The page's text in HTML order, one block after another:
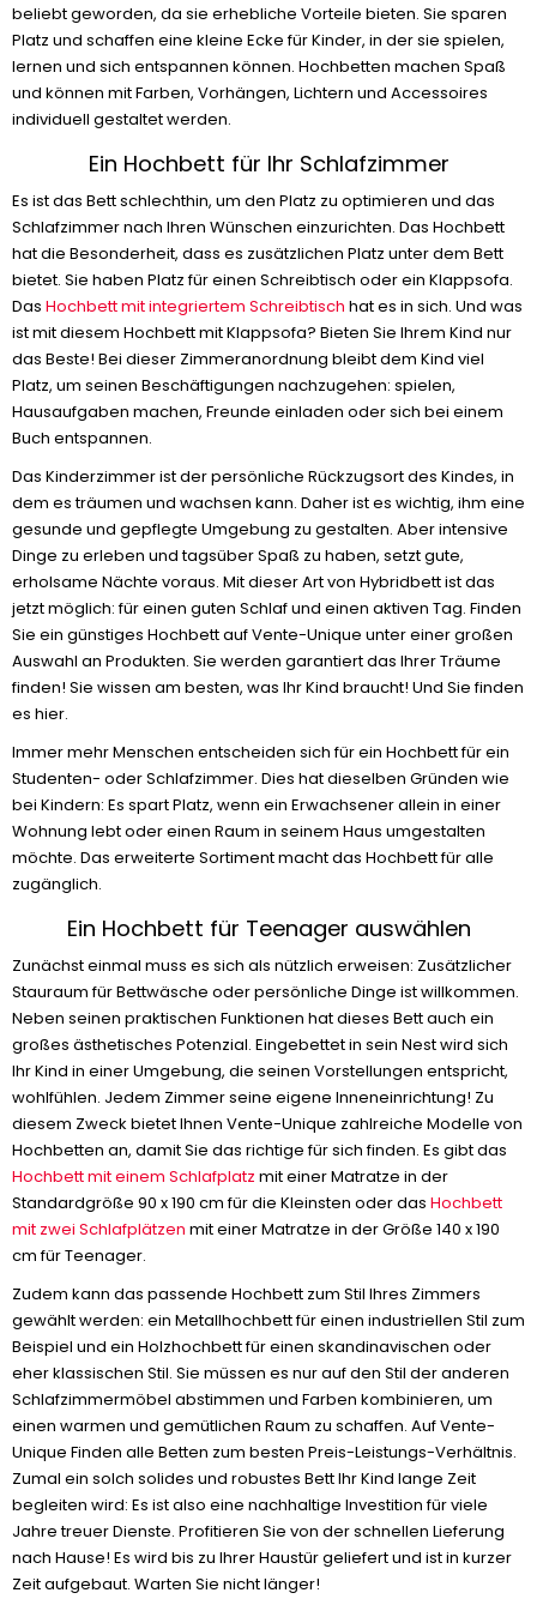
beliebt geworden, da sie erhebliche Vorteile bieten. Sie sparen
Platz und schaffen eine kleine Ecke für Kinder, in der sie spielen,
lernen und sich entspannen können. Hochbetten machen Spaß
und können mit Farben, Vorhängen, Lichtern und Accessoires
individuell gestaltet werden.
Ein Hochbett für Ihr Schlafzimmer
Es ist das Bett schlechthin, um den Platz zu optimieren und das
Schlafzimmer nach Ihren Wünschen einzurichten. Das Hochbett
hat die Besonderheit, dass es zusätzlichen Platz unter dem Bett
bietet. Sie haben Platz für einen Schreibtisch oder ein Klappsofa.
Das Hochbett mit integriertem Schreibtisch hat es in sich. Und was
ist mit diesem Hochbett mit Klappsofa? Bieten Sie Ihrem Kind nur
das Beste! Bei dieser Zimmeranordnung bleibt dem Kind viel
Platz, um seinen Beschäftigungen nachzugehen: spielen,
Hausaufgaben machen, Freunde einladen oder sich bei einem
Buch entspannen.
Das Kinderzimmer ist der persönliche Rückzugsort des Kindes, in
dem es träumen und wachsen kann. Daher ist es wichtig, ihm eine
gesunde und gepflegte Umgebung zu gestalten. Aber intensive
Dinge zu erleben und tagsüber Spaß zu haben, setzt gute,
erholsame Nächte voraus. Mit dieser Art von Hybridbett ist das
jetzt möglich: für einen guten Schlaf und einen aktiven Tag. Finden
Sie ein günstiges Hochbett auf Vente-Unique unter einer großen
Auswahl an Produkten. Sie werden garantiert das Ihrer Träume
finden! Sie wissen am besten, was Ihr Kind braucht! Und Sie finden
es hier.
Immer mehr Menschen entscheiden sich für ein Hochbett für ein
Studenten- oder Schlafzimmer. Dies hat dieselben Gründen wie
bei Kindern: Es spart Platz, wenn ein Erwachsener allein in einer
Wohnung lebt oder einen Raum in seinem Haus umgestalten
möchte. Das erweiterte Sortiment macht das Hochbett für alle
zugänglich.
Ein Hochbett für Teenager auswählen
Zunächst einmal muss es sich als nützlich erweisen: Zusätzlicher
Stauraum für Bettwäsche oder persönliche Dinge ist willkommen.
Neben seinen praktischen Funktionen hat dieses Bett auch ein
großes ästhetisches Potenzial. Eingebettet in sein Nest wird sich
Ihr Kind in einer Umgebung, die seinen Vorstellungen entspricht,
wohlfühlen. Jedem Zimmer seine eigene Inneneinrichtung! Zu
diesem Zweck bietet Ihnen Vente-Unique zahlreiche Modelle von
Hochbetten an, damit Sie das richtige für sich finden. Es gibt das
Hochbett mit einem Schlafplatz mit einer Matratze in der
Standardgröße 90 x 190 cm für die Kleinsten oder das Hochbett
mit zwei Schlafplätzen mit einer Matratze in der Größe 140 x 190
cm für Teenager.
Zudem kann das passende Hochbett zum Stil Ihres Zimmers
gewählt werden: ein Metallhochbett für einen industriellen Stil zum
Beispiel und ein Holzhochbett für einen skandinavischen oder
eher klassischen Stil. Sie müssen es nur auf den Stil der anderen
Schlafzimmermöbel abstimmen und Farben kombinieren, um
einen warmen und gemütlichen Raum zu schaffen. Auf Vente-
Unique Finden alle Betten zum besten Preis-Leistungs-Verhältnis.
Zumal ein solch solides und robustes Bett Ihr Kind lange Zeit
begleiten wird: Es ist also eine nachhaltige Investition für viele
Jahre treuer Dienste. Profitieren Sie von der schnellen Lieferung
nach Hause! Es wird bis zu Ihrer Haustür geliefert und ist in kurzer
Zeit aufgebaut. Warten Sie nicht länger!